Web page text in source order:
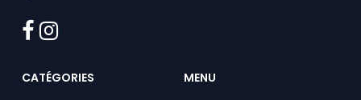
facebook
instagram
CATÉGORIES MENU